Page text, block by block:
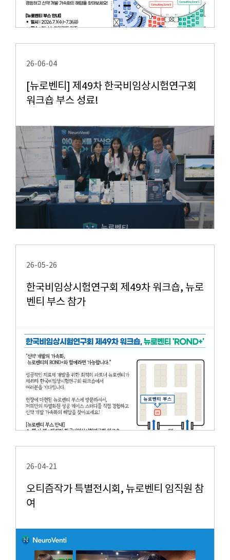
26-06-04
[뉴로벤티] 제49차 한국비임상시험연구회
워크숍 부스 성료!
26-05-26
한국비임상시험연구회 제49차 워크숍, 뉴로
벤티 부스 참가
26-04-21
오티즘작가 특별전시회, 뉴로벤티 임직원 참
여